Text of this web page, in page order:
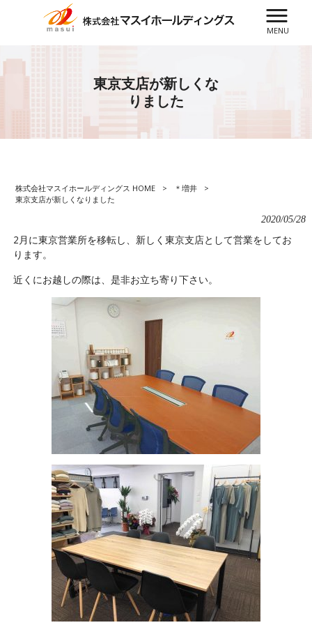
MENU
東京支店が新しくな
りました
株式会社マスイホールディングス HOME > ＊増井
>
東京支店が新しくなりました
2020/05/28
2月に東京営業所を移転し、新しく東京支店として営業をしてお
ります。
近くにお越しの際は、是非お立ち寄り下さい。